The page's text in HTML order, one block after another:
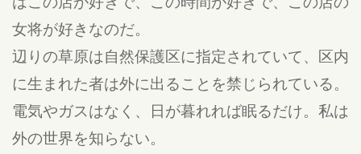
女将が好きなのだ。
辺りの草原は自然保護区に指定されていて、区内
に生まれた者は外に出ることを禁じられている。
電気やガスはなく、日が暮れれば眠るだけ。私は
外の世界を知らない。